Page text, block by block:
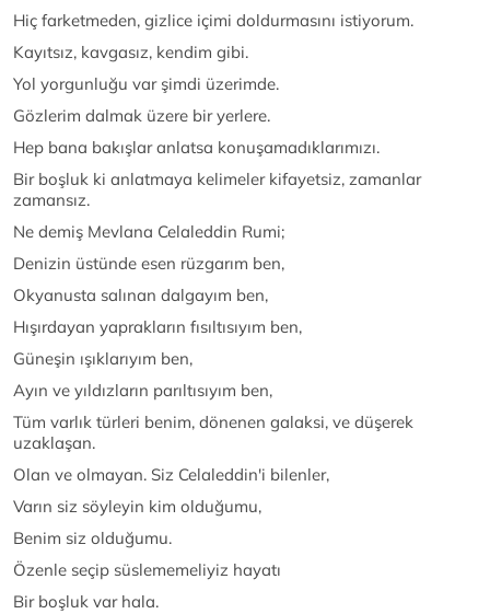
Hiç farketmeden, gizlice içimi doldurmasını istiyorum.
Kayıtsız, kavgasız, kendim gibi.
Yol yorgunluğu var şimdi üzerimde.
Gözlerim dalmak üzere bir yerlere.
Hep bana bakışlar anlatsa konuşamadıklarımızı.
Bir boşluk ki anlatmaya kelimeler kifayetsiz, zamanlar
zamansız.
Ne demiş Mevlana Celaleddin Rumi;
Denizin üstünde esen rüzgarım ben,
Okyanusta salınan dalgayım ben,
Hışırdayan yaprakların fısıltısıyım ben,
Güneşin ışıklarıyım ben,
Ayın ve yıldızların parıltısıyım ben,
Tüm varlık türleri benim, dönenen galaksi, ve düşerek
uzaklaşan.
Olan ve olmayan. Siz Celaleddin'i bilenler,
Varın siz söyleyin kim olduğumu,
Benim siz olduğumu.
Özenle seçip süslememeliyiz hayatı
Bir boşluk var hala.